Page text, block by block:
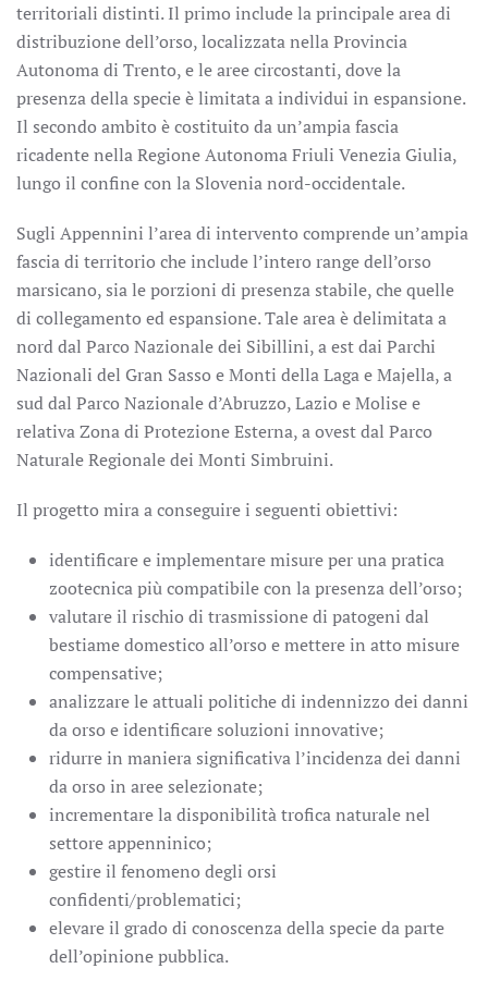
territoriali distinti. Il primo include la principale area di
distribuzione dell’orso, localizzata nella Provincia
Autonoma di Trento, e le aree circostanti, dove la
presenza della specie è limitata a individui in espansione.
Il secondo ambito è costituito da un’ampia fascia
ricadente nella Regione Autonoma Friuli Venezia Giulia,
lungo il confine con la Slovenia nord-occidentale.
Sugli Appennini l’area di intervento comprende un’ampia
fascia di territorio che include l’intero range dell’orso
marsicano, sia le porzioni di presenza stabile, che quelle
di collegamento ed espansione. Tale area è delimitata a
nord dal Parco Nazionale dei Sibillini, a est dai Parchi
Nazionali del Gran Sasso e Monti della Laga e Majella, a
sud dal Parco Nazionale d’Abruzzo, Lazio e Molise e
relativa Zona di Protezione Esterna, a ovest dal Parco
Naturale Regionale dei Monti Simbruini.
Il progetto mira a conseguire i seguenti obiettivi:
identificare e implementare misure per una pratica
zootecnica più compatibile con la presenza dell’orso;
valutare il rischio di trasmissione di patogeni dal
bestiame domestico all’orso e mettere in atto misure
compensative;
analizzare le attuali politiche di indennizzo dei danni
da orso e identificare soluzioni innovative;
ridurre in maniera significativa l’incidenza dei danni
da orso in aree selezionate;
incrementare la disponibilità trofica naturale nel
settore appenninico;
gestire il fenomeno degli orsi
confidenti/problematici;
elevare il grado di conoscenza della specie da parte
dell’opinione pubblica.